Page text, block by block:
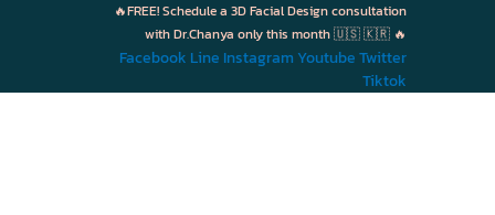
🔥FREE! Schedule a 3D Facial Design consultation
with Dr.Chanya only this month 🇺🇸 🇰🇷 🔥
Facebook Line Instagram Youtube Twitter
Tiktok